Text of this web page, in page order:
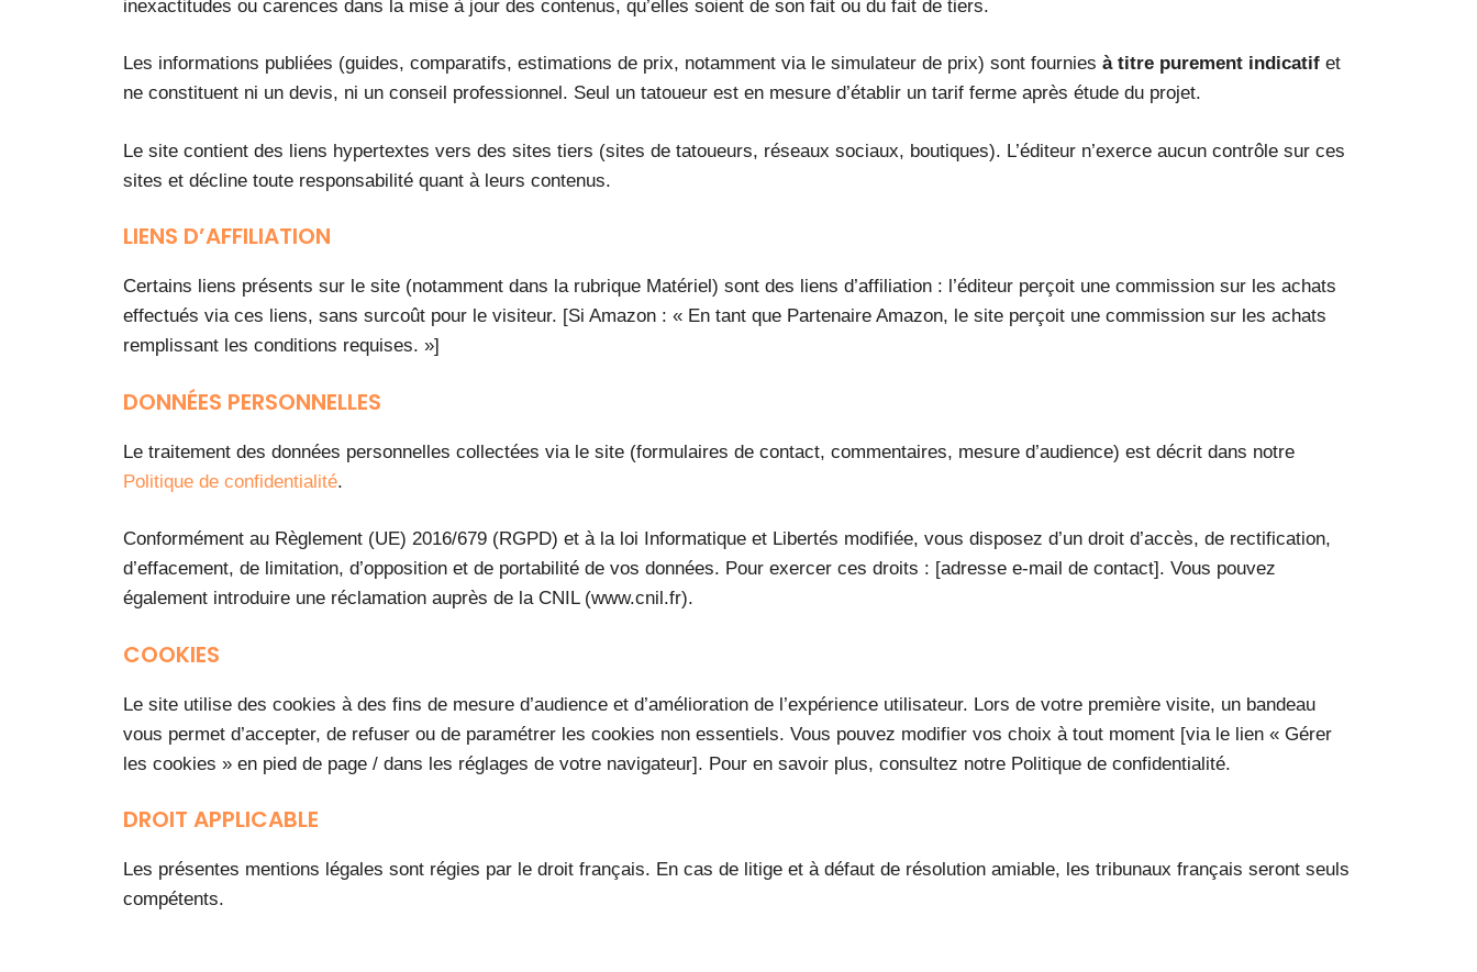
inexactitudes ou carences dans la mise à jour des contenus, qu’elles soient de son fait ou du fait de tiers.
Les informations publiées (guides, comparatifs, estimations de prix, notamment via le simulateur de prix) sont fournies à titre purement indicatif et
ne constituent ni un devis, ni un conseil professionnel. Seul un tatoueur est en mesure d’établir un tarif ferme après étude du projet.
Le site contient des liens hypertextes vers des sites tiers (sites de tatoueurs, réseaux sociaux, boutiques). L’éditeur n’exerce aucun contrôle sur ces
sites et décline toute responsabilité quant à leurs contenus.
LIENS D’AFFILIATION
Certains liens présents sur le site (notamment dans la rubrique Matériel) sont des liens d’affiliation : l’éditeur perçoit une commission sur les achats
effectués via ces liens, sans surcoût pour le visiteur. [Si Amazon : « En tant que Partenaire Amazon, le site perçoit une commission sur les achats
remplissant les conditions requises. »]
DONNÉES PERSONNELLES
Le traitement des données personnelles collectées via le site (formulaires de contact, commentaires, mesure d’audience) est décrit dans notre
Politique de confidentialité.
Conformément au Règlement (UE) 2016/679 (RGPD) et à la loi Informatique et Libertés modifiée, vous disposez d’un droit d’accès, de rectification,
d’effacement, de limitation, d’opposition et de portabilité de vos données. Pour exercer ces droits : [adresse e-mail de contact]. Vous pouvez
également introduire une réclamation auprès de la CNIL (www.cnil.fr).
COOKIES
Le site utilise des cookies à des fins de mesure d’audience et d’amélioration de l’expérience utilisateur. Lors de votre première visite, un bandeau
vous permet d’accepter, de refuser ou de paramétrer les cookies non essentiels. Vous pouvez modifier vos choix à tout moment [via le lien « Gérer
les cookies » en pied de page / dans les réglages de votre navigateur]. Pour en savoir plus, consultez notre Politique de confidentialité.
DROIT APPLICABLE
Les présentes mentions légales sont régies par le droit français. En cas de litige et à défaut de résolution amiable, les tribunaux français seront seuls
compétents.